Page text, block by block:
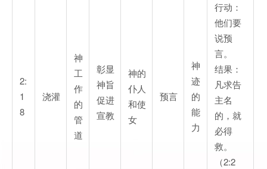
2:
1
8
浇灌
神
工
作
的
管
道
彰显
神旨
促进
宣教
神的
仆人
和使
女
预言
神
迹
的
能
力
行动：
他们要
说预
言。
结果：
凡求告
主名
的，就
必得
救。
（2:2